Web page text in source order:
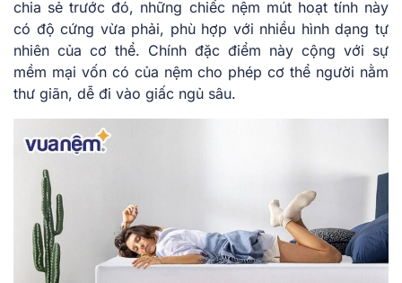
chia sẻ trước đó, những chiếc nệm mút hoạt tính này
có độ cứng vừa phải, phù hợp với nhiều hình dạng tự
nhiên của cơ thể. Chính đặc điểm này cộng với sự
mềm mại vốn có của nệm cho phép cơ thể người nằm
thư giãn, dễ đi vào giấc ngủ sâu.